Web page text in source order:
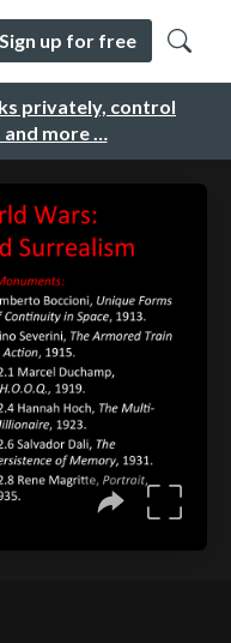
privately, control
and more …
Sign up for free